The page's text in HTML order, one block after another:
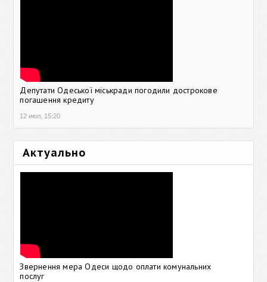
Депутати Одеської міськради погодили дострокове
погашення кредиту
12 июл, 15:20
Актуально
Звернення мера Одеси щодо оплати комунальних
послуг